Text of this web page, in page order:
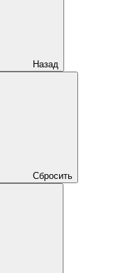
Назад
Сбросить